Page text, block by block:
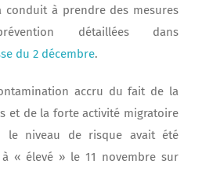
conduit à prendre des mesures
détaillées dans
du 2 décembre.
accru du fait de la
et de la forte activité migratoire
le niveau de risque avait été
« élevé » le 11 novembre sur